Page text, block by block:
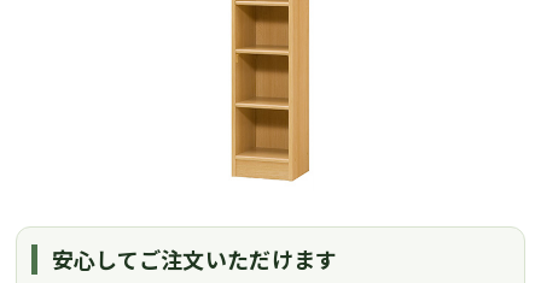
安心してご注文いただけます